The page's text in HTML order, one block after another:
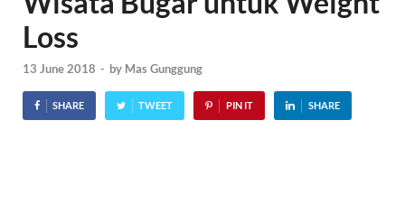
Loss
13 June 2018 - by Mas Gunggung
SHARE TWEET PIN IT SHARE